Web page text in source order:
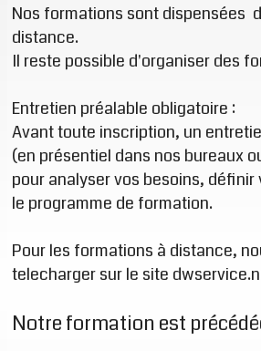
Nos formations sont dispensées
distance.
Il reste possible d'organiser des
Entretien préalable obligatoire :
Avant toute inscription, un
(en présentiel dans nos bureaux
pour analyser vos besoins,
le programme de formation.
Pour les formations à distance,
telecharger sur le site
Notre formation est